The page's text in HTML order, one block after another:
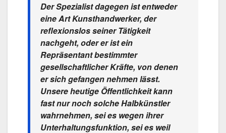
Der Spezialist dagegen ist entweder
eine Art Kunsthandwerker, der
reflexionslos seiner Tätigkeit
nachgeht, oder er ist ein
Repräsentant bestimmter
gesellschaftlicher Kräfte, von denen
er sich gefangen nehmen lässt.
Unsere heutige Öffentlichkeit kann
fast nur noch solche Halbkünstler
wahrnehmen, sei es wegen ihrer
Unterhaltungsfunktion, sei es weil